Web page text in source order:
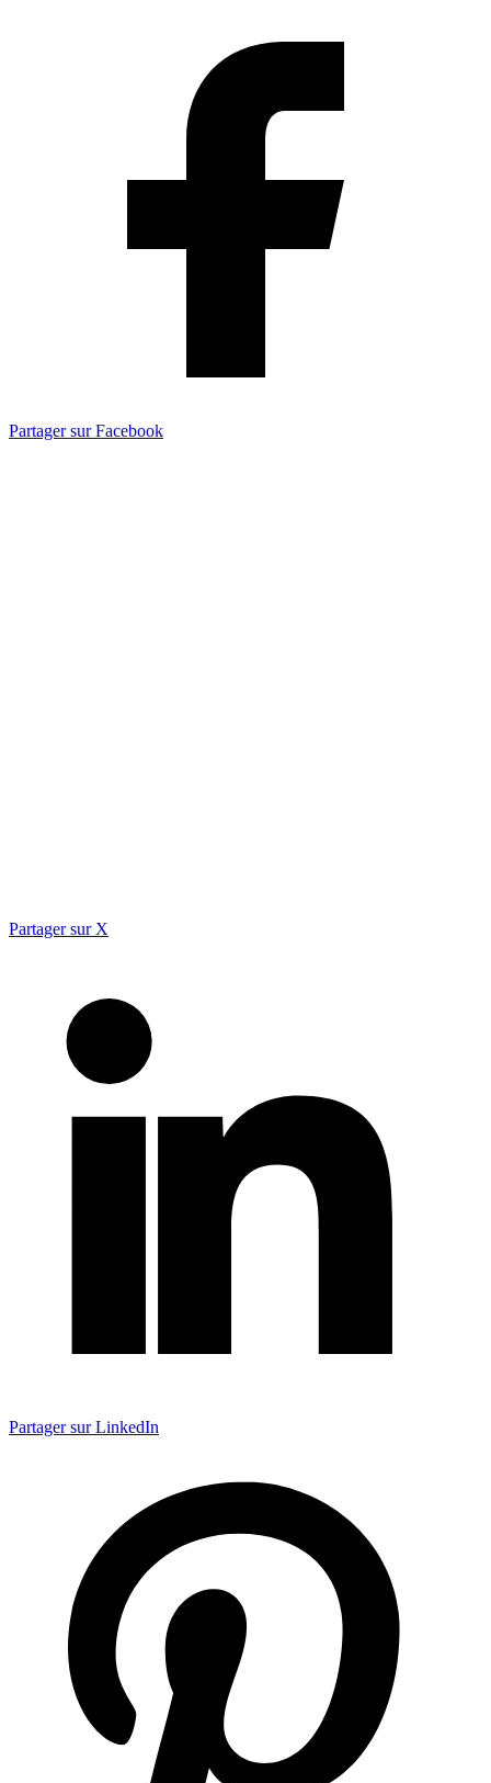
Partager sur Facebook
Partager sur X
Partager sur LinkedIn